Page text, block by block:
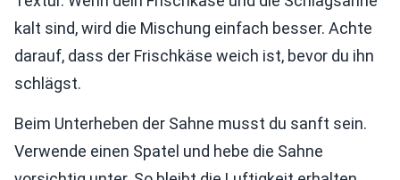
kalt sind, wird die Mischung einfach besser. Achte
darauf, dass der Frischkäse weich ist, bevor du ihn
schlägst.
Beim Unterheben der Sahne musst du sanft sein.
Verwende einen Spatel und hebe die Sahne